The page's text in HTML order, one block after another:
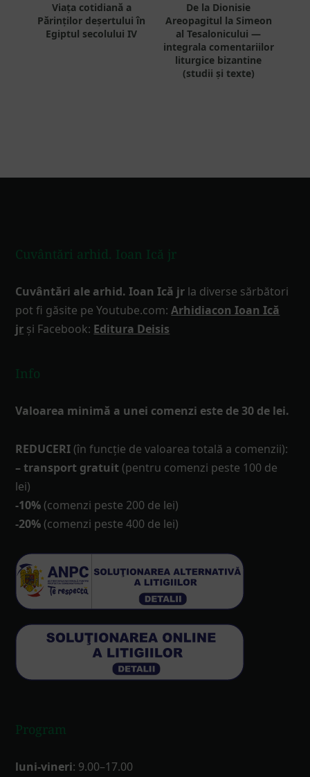
Viața cotidiană a
Părinților deșertului în
Egiptul secolului IV
De la Dionisie
Areopagitul la Simeon
al Tesalonicului —
integrala comentariilor
liturgice bizantine
(studii și texte)
Cuvântări arhid. Ioan Ică jr
Cuvântări ale arhid. Ioan Ică jr la diverse sărbători
pot fi găsite pe Youtube.com:Arhidiacon Ioan Ică
jr și Facebook: Editura Deisis
Info
Valoarea minimă a unei comenzi este de 30 de lei.
REDUCERI (în funcţie de valoarea totală a comenzii):
– transport gratuit (pentru comenzi peste 100 de
lei)
-10% (comenzi peste 200 de lei)
-20% (comenzi peste 400 de lei)
Program
luni-vineri: 9.00–17.00